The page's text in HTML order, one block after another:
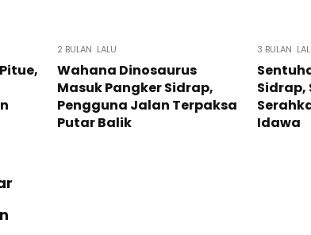
2 BULAN LALU
Wahana Dinosaurus
Masuk Pangker Sidrap,
Pengguna Jalan Terpaksa
Putar Balik
3 BULAN
Sidrap,
Idawa